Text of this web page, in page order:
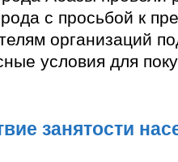
с просьбой к
организаций
условия для
занятости